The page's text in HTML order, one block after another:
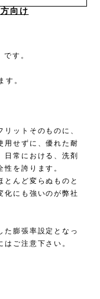
向け
す。
す。
ットそのものに、
用せずに、優れた耐
日常における、洗剤
を誇ります。
とんど変らぬものと
化にも強いのが弊社
た膨張率設定となっ
ご注意下さい。